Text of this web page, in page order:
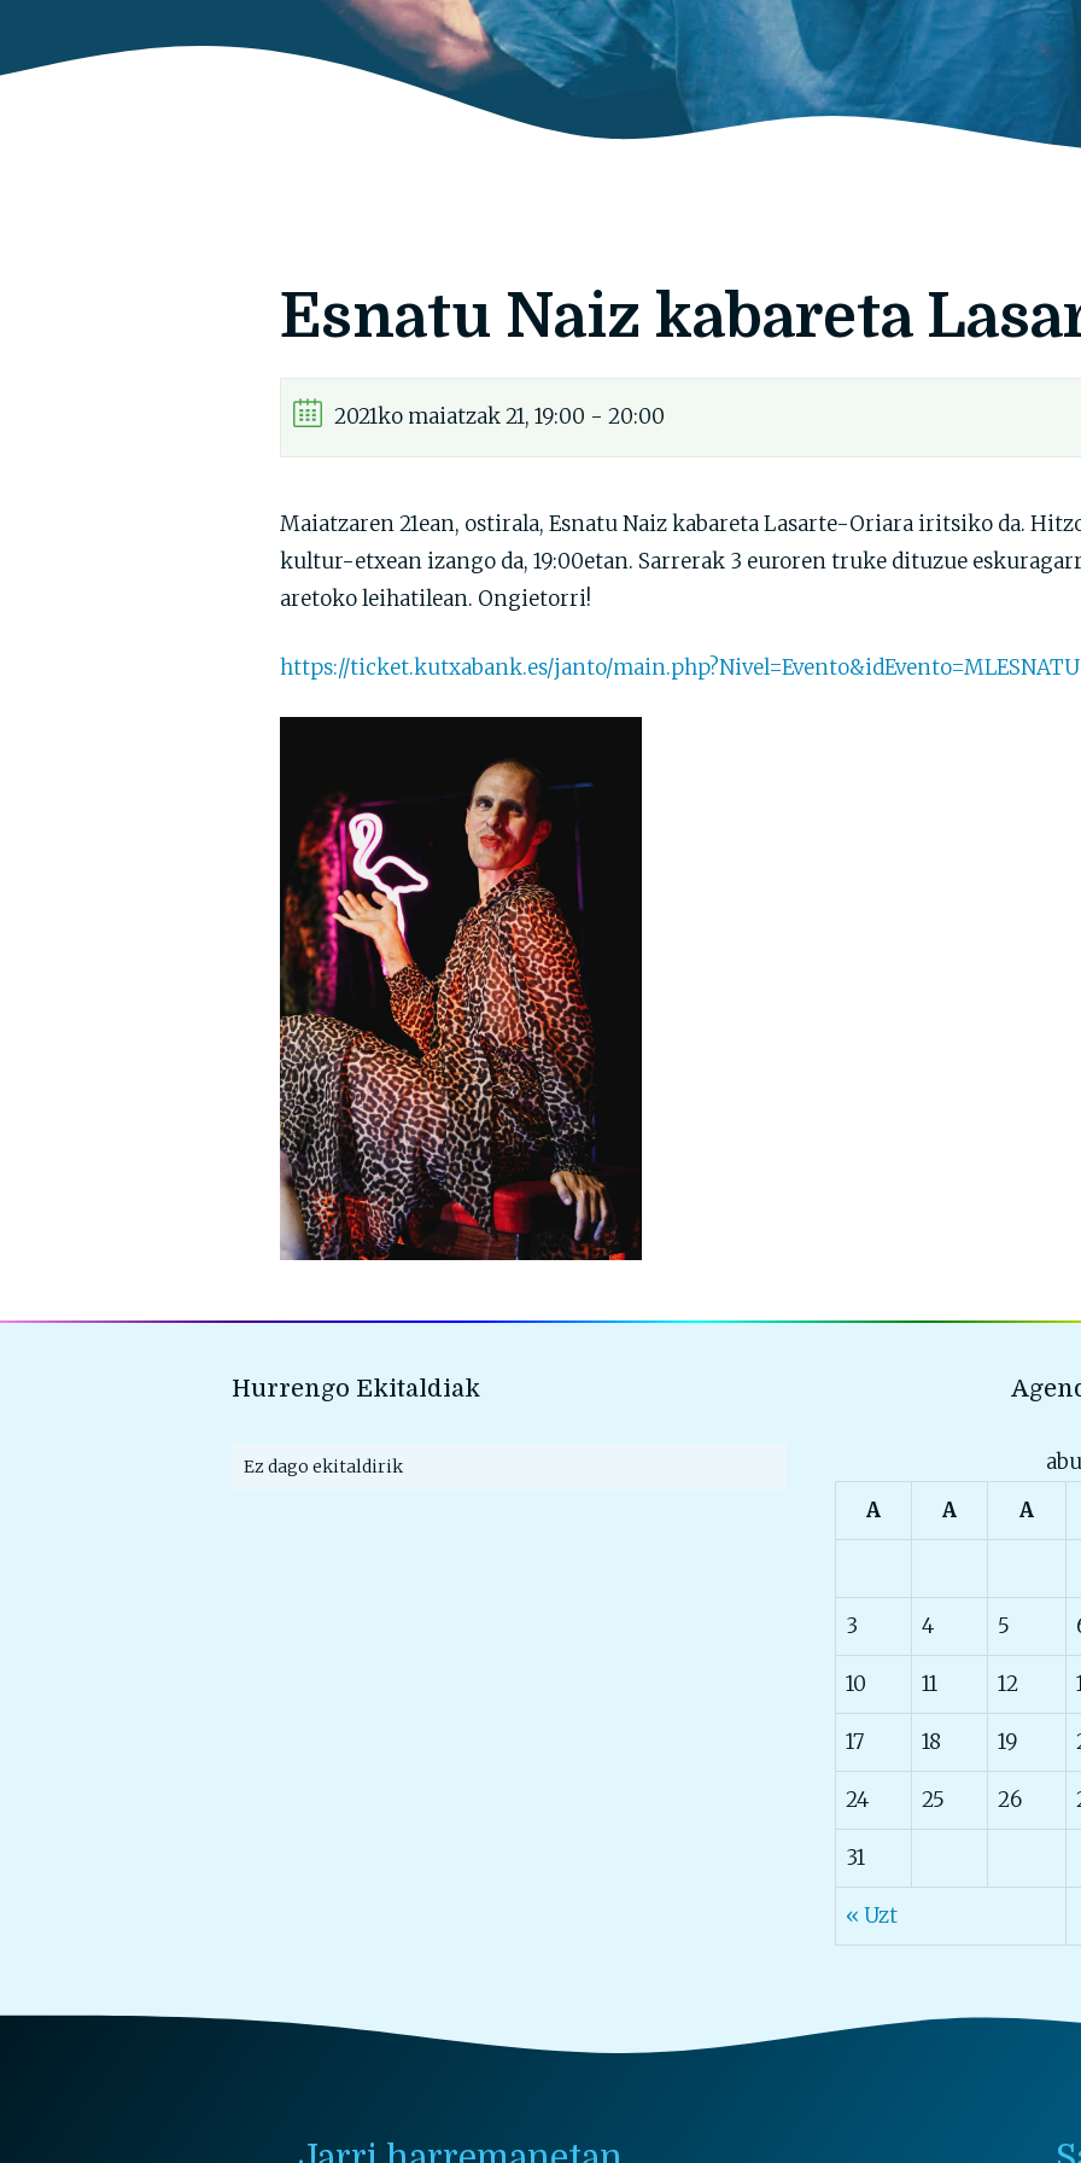
Esnatu Naiz kabareta
2021ko maiatzak 21, 19:00 - 20:00
Maiatzaren 21ean, ostirala, Esnatu Naiz kabareta Lasarte-Oriara iritsiko da.
kultur-etxean izango da, 19:00etan. Sarrerak 3 euroren truke dituzue
aretoko leihatilean. Ongietorri!
https://ticket.kutxabank.es/janto/main.php?Nivel=Evento&idEvento=MLESNATU
Hurrengo Ekitaldiak
Ez dago ekitaldirik
A
A A
3 4 5
10 11 12
17 18 19
24 25 26
31
« Uzt